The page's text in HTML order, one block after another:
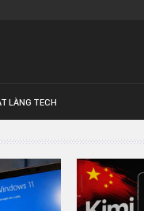
LÀNG TECH